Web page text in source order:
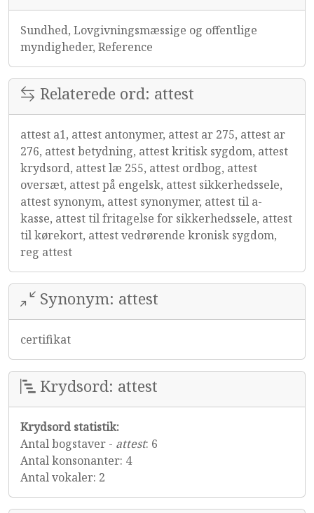
Sundhed, Lovgivningsmæssige og offentlige
myndigheder, Reference
Relaterede ord: attest
attest a1, attest antonymer, attest ar 275, attest ar
276, attest betydning, attest kritisk sygdom, attest
krydsord, attest læ 255, attest ordbog, attest
oversæt, attest på engelsk, attest sikkerhedssele,
attest synonym, attest synonymer, attest til a-
kasse, attest til fritagelse for sikkerhedssele, attest
til kørekort, attest vedrørende kronisk sygdom,
reg attest
Synonym: attest
certifikat
Krydsord: attest
Krydsord statistik:
Antal bogstaver - attest: 6
Antal konsonanter: 4
Antal vokaler: 2